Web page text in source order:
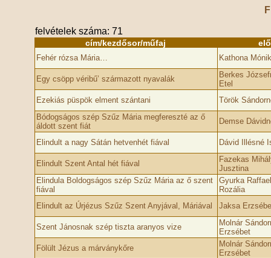
felvételek száma: 71
cím/kezdősor/műfaj
Fehér rózsa Mária… Kathona
Egy csöpp véribű’ származott nyavalák
Berkes
Etel
Ezekiás püspök elment szántani
Török
Bódogságos szép Szűz Mária megfereszté az ő
áldott szent fiát
Demse
Elindult a nagy Sátán hetvenhét fiával Dávid Illésné
Elindult Szent Antal hét fiával
Fazekas
Jusztina
Elindula Boldogságos szép Szűz Mária az ő szent
fiával
Gyurka
Rozália
Elindult az Úrjézus Szűz Szent Anyjával, Máriával
Jaksa
Szent Jánosnak szép tiszta aranyos vize
Molnár
Erzsébet
Fölült Jézus a márványkőre
Molnár
Erzsébet